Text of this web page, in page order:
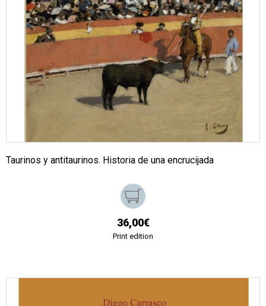
Taurinos y antitaurinos. Historia de una encrucijada
36,00€
Print edition